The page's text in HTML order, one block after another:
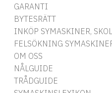
GARANTI
BYTESRÄTT
INKÖP SYMASKINER,
FELSÖKNING
OM OSS
NÅLGUIDE
TRÅDGUIDE